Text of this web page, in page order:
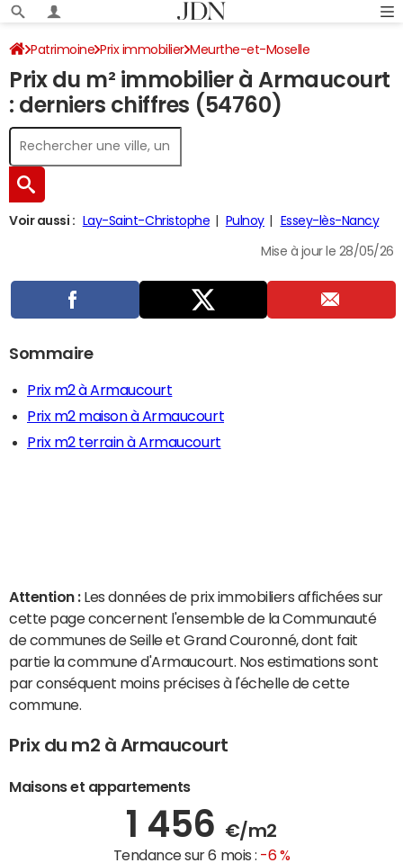
Patrimoine Prix immobilier Meurthe-et-Moselle
Armaucourt
Prix du m² immobilier à Armaucourt
: derniers chiffres (54760)
Voir aussi : Lay-Saint-Christophe Pulnoy Essey-lès-Nancy
Mise à jour le 28/05/26
Sommaire
Prix m2 à Armaucourt
Prix m2 maison à Armaucourt
Prix m2 terrain à Armaucourt
Attention : Les données de prix immobiliers affichées sur
cette page concernent l'ensemble de la Communauté
de communes de Seille et Grand Couronné, dont fait
partie la commune d'Armaucourt. Nos estimations sont
par conséquent moins précises à l'échelle de cette
commune.
Prix du m2 à Armaucourt
Maisons et appartements
1 456 €/m2
Tendance sur 6 mois : -6 %